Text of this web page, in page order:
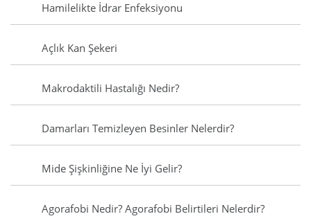
Hamilelikte İdrar Enfeksiyonu
Açlık Kan Şekeri
Makrodaktili Hastalığı Nedir?
Damarları Temizleyen Besinler Nelerdir?
Mide Şişkinliğine Ne İyi Gelir?
Agorafobi Nedir? Agorafobi Belirtileri Nelerdir?